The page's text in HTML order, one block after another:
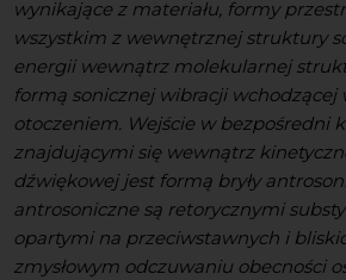
wynikające z materiału, formy
wszystkim z wewnętrznej struktury
energii wewnątrz molekularnej
formą sonicznej wibracji wchodzącej
otoczeniem. Wejście w bezpośredni
znajdującymi się wewnątrz
dźwiękowej jest formą bryły
antrosoniczne są retorycznymi
opartymi na przeciwstawnych i
zmysłowym odczuwaniu obecności